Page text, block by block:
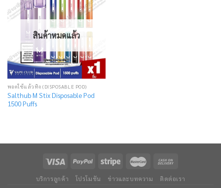
Add
to
wishlist
สินค้าหมดแล้ว
พอตใช้แล้วทิ้ง (DISPOSABLE POD)
Salthub M Stix Disposable Pod
1500 Puffs
บริการลูกค้า โปรโมชัน ข่าวและบทความ ติดต่อเรา